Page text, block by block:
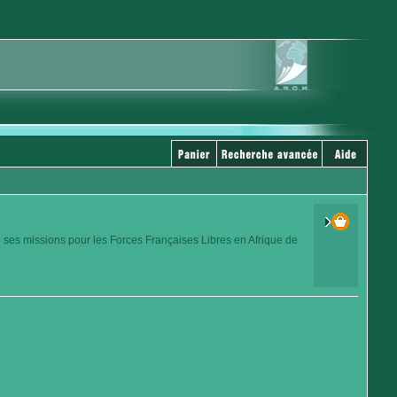
missions pour les Forces Françaises Libres en Afrique de